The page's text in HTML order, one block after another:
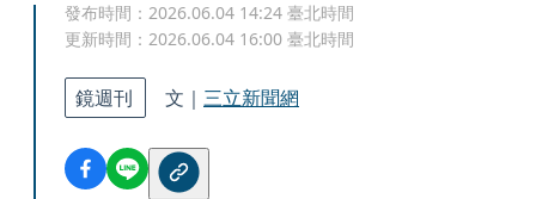
發布時間： 2026.06.04 14:24 臺北時間
更新時間： 2026.06.04 16:00 臺北時間
鏡週刊 文｜ 三立新聞網